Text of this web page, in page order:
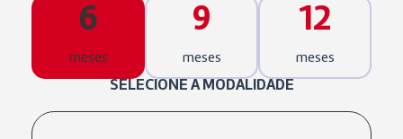
6
meses
9
meses
12
meses
SELECIONE A MODALIDADE